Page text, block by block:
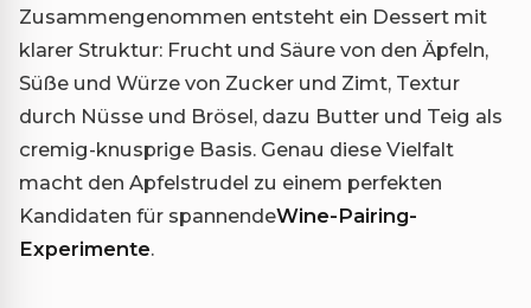
Zusammengenommen entsteht ein Dessert mit
klarer Struktur: Frucht und Säure von den Äpfeln,
Süße und Würze von Zucker und Zimt, Textur
durch Nüsse und Brösel, dazu Butter und Teig als
cremig-knusprige Basis. Genau diese Vielfalt
macht den Apfelstrudel zu einem perfekten
Kandidaten für spannendeWine-Pairing-
Experimente.